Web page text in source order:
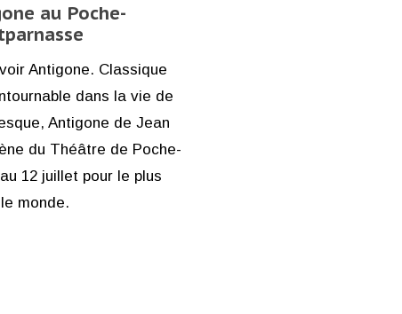
au Poche-
Antigone. Classique
dans la vie de
Antigone de Jean
du Théâtre de Poche-
12 juillet pour le plus
monde.